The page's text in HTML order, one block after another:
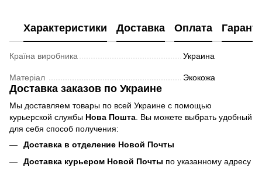
Характеристики Доставка Оплата
Країна виробника Украина
Матеріал Экокожа
Доставка заказов по Украине
Мы доставляем товары по всей Украине с помощью
курьерской службы Нова Пошта. Вы можете выбрать удобный
для себя способ получения:
Доставка в отделение Новой Почты
Доставка курьером Новой Почты по указанному адресу